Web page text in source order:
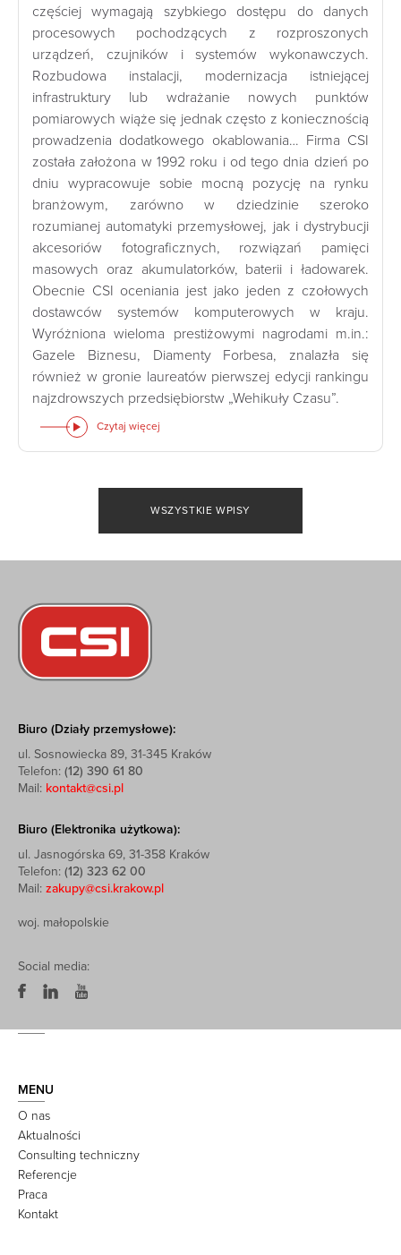
częściej wymagają szybkiego dostępu do danych
procesowych pochodzących z rozproszonych
urządzeń, czujników i systemów wykonawczych.
Rozbudowa instalacji, modernizacja istniejącej
infrastruktury lub wdrażanie nowych punktów
pomiarowych wiąże się jednak często z koniecznością
prowadzenia dodatkowego okablowania… Firma CSI
została założona w 1992 roku i od tego dnia dzień po
dniu wypracowuje sobie mocną pozycję na rynku
branżowym, zarówno w dziedzinie szeroko
rozumianej automatyki przemysłowej, jak i dystrybucji
akcesoriów fotograficznych, rozwiązań pamięci
masowych oraz akumulatorków, baterii i ładowarek.
Obecnie CSI oceniania jest jako jeden z czołowych
dostawców systemów komputerowych w kraju.
Wyróżniona wieloma prestiżowymi nagrodami m.in.:
Gazele Biznesu, Diamenty Forbesa, znalazła się
również w gronie laureatów pierwszej edycji rankingu
najzdrowszych przedsiębiorstw „Wehikuły Czasu”.
Czytaj więcej
WSZYSTKIE WPISY
Biuro (Działy przemysłowe):
ul. Sosnowiecka 89, 31-345 Kraków
Telefon: (12) 390 61 80
Mail: kontakt@csi.pl
Biuro (Elektronika użytkowa):
ul. Jasnogórska 69, 31-358 Kraków
Telefon: (12) 323 62 00
Mail: zakupy@csi.krakow.pl
woj. małopolskie
Social media:
MENU
O nas
Aktualności
Consulting techniczny
Referencje
Praca
Kontakt